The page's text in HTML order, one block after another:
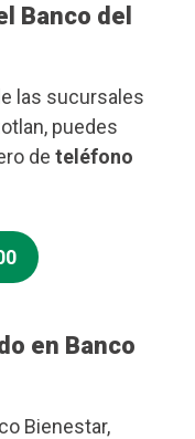
Banco del
las sucursales
puedes
de teléfono
en Banco
Bienestar,